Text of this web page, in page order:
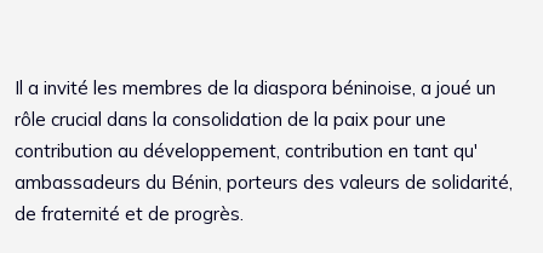
Il a invité les membres de la diaspora béninoise, a joué un
rôle crucial dans la consolidation de la paix pour une
contribution au développement, contribution en tant qu'
ambassadeurs du Bénin, porteurs des valeurs de solidarité,
de fraternité et de progrès.